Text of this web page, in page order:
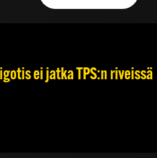
ei jatka TPS:n riveissä